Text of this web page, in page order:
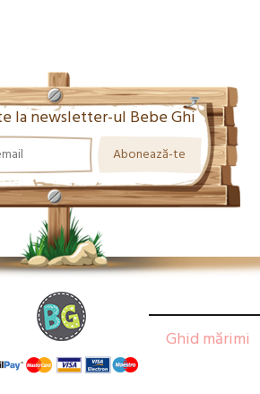
la newsletter-ul Bebe Ghi
Ghid mărimi